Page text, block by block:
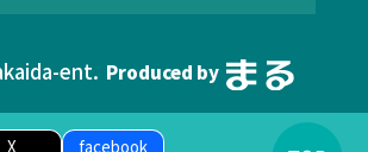
X facebook
ent. Produced by